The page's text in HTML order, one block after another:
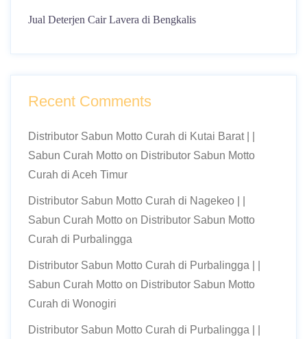
Jual Deterjen Cair Lavera di Bengkalis
Recent Comments
Distributor Sabun Motto Curah di Kutai Barat | |
Sabun Curah Motto on Distributor Sabun Motto
Curah di Aceh Timur
Distributor Sabun Motto Curah di Nagekeo | |
Sabun Curah Motto on Distributor Sabun Motto
Curah di Purbalingga
Distributor Sabun Motto Curah di Purbalingga | |
Sabun Curah Motto on Distributor Sabun Motto
Curah di Wonogiri
Distributor Sabun Motto Curah di Purbalingga | |